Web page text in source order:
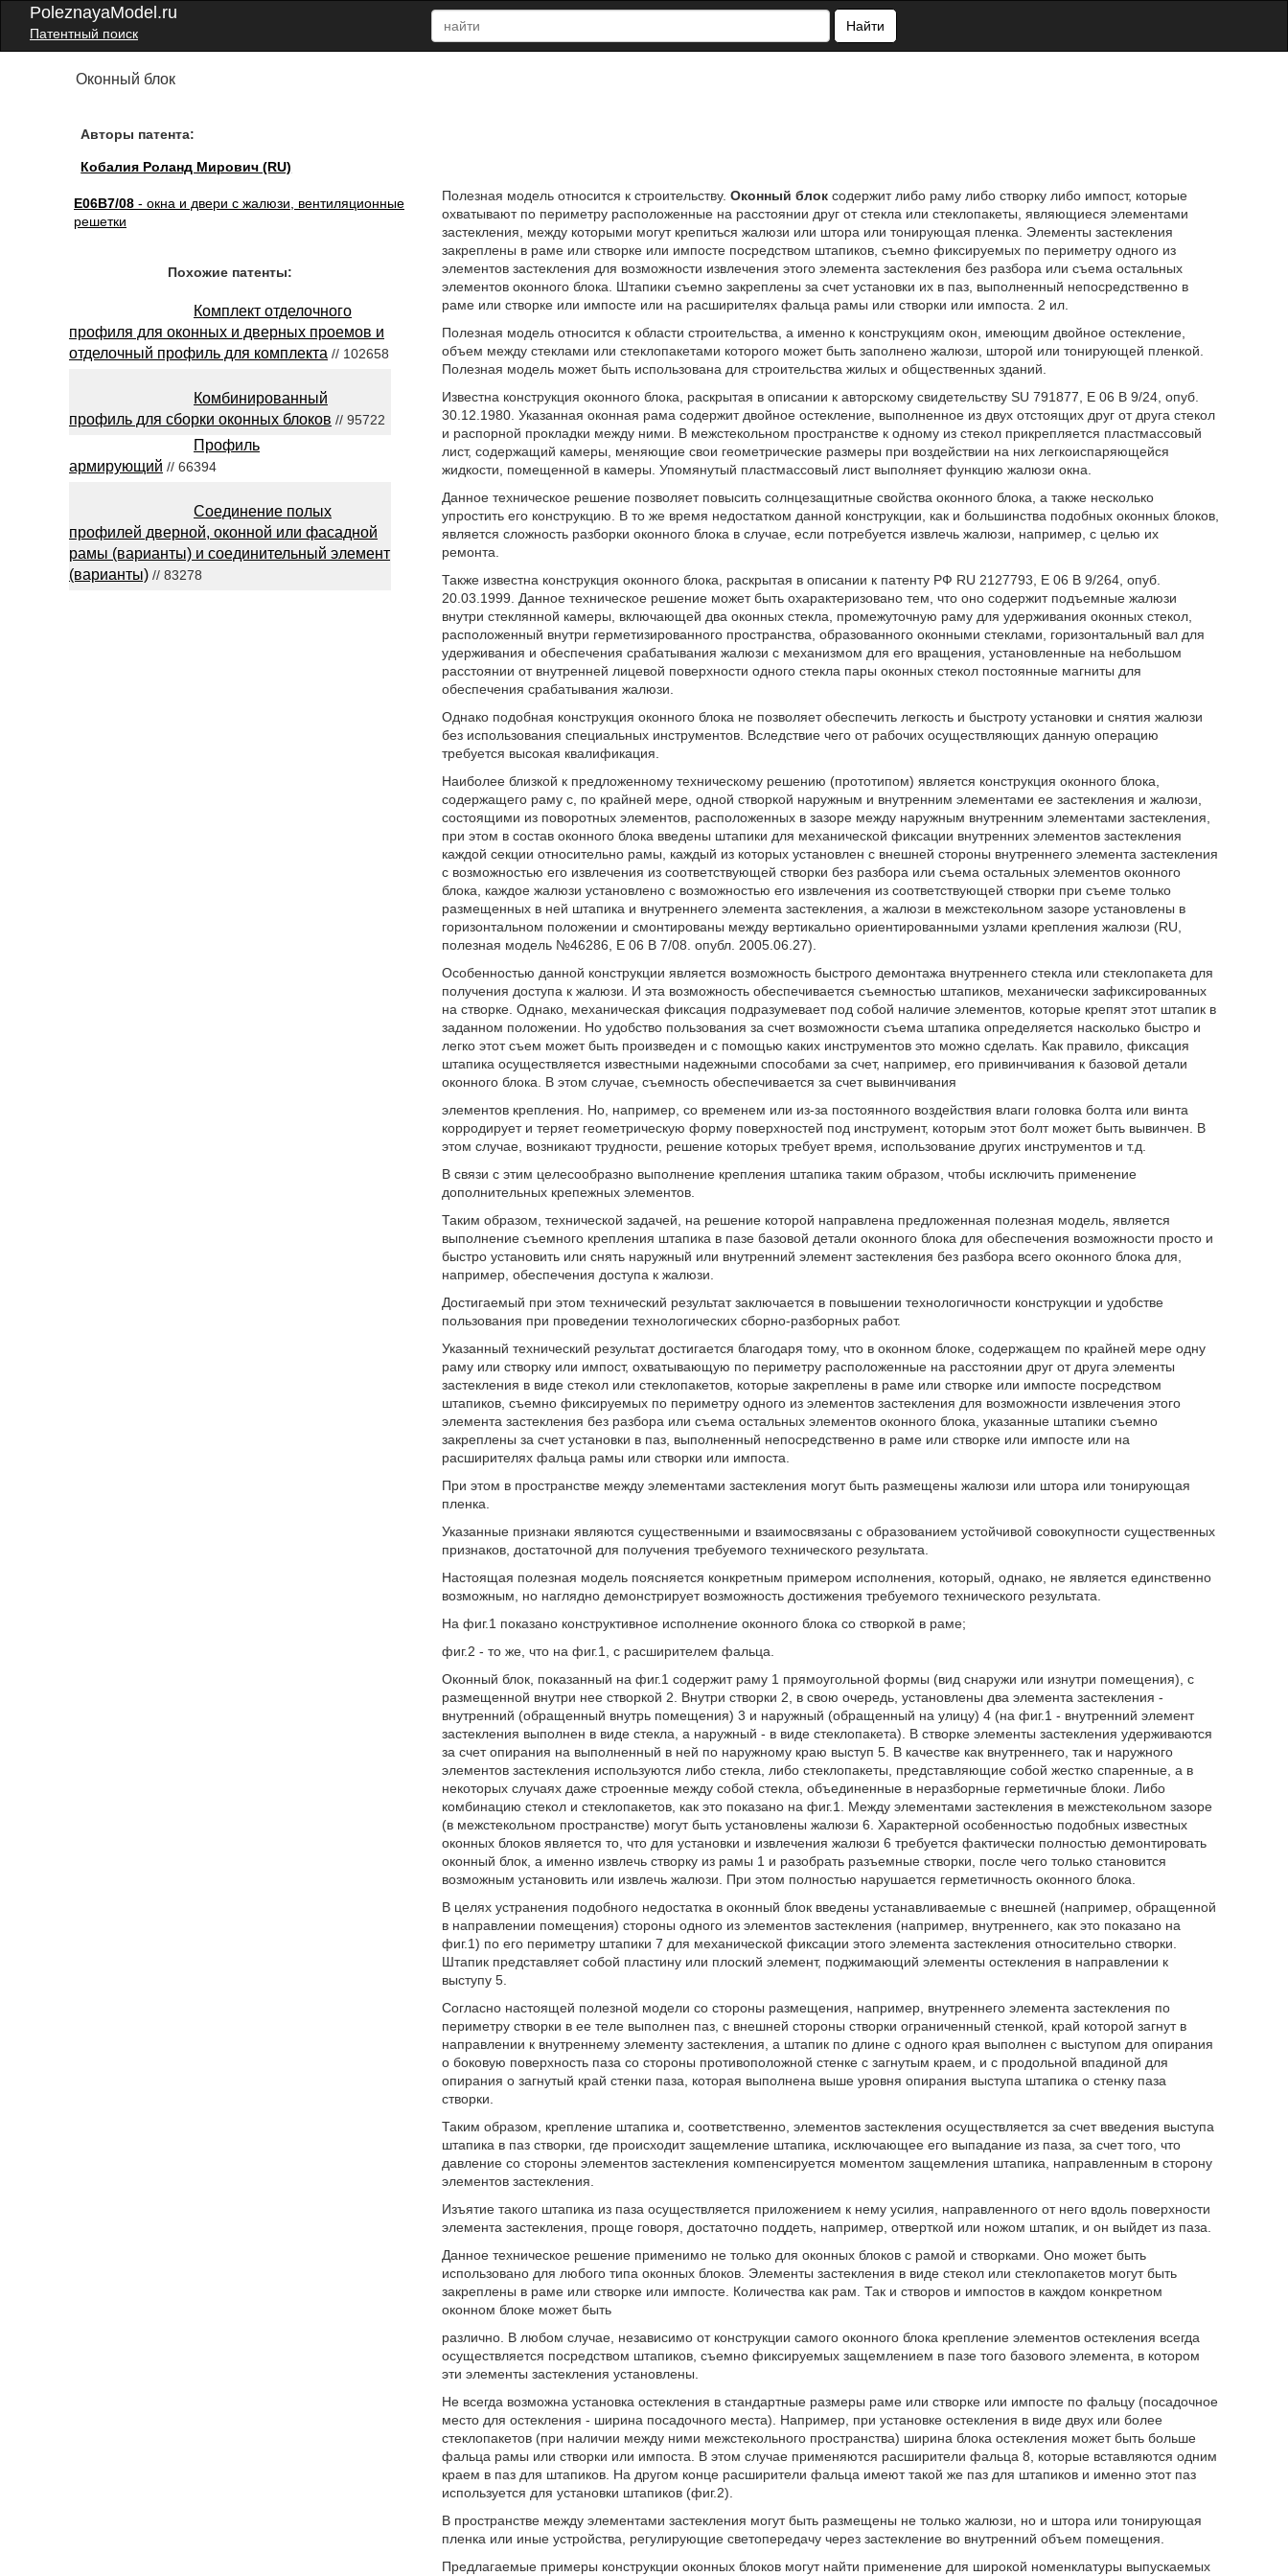
PoleznayaModel.ru
Патентный поиск
Найти
Оконный блок
Авторы патента:
Кобалия Роланд Мирович (RU)
E06B7/08 - окна и двери с жалюзи, вентиляционные
решетки
Полезная модель относится к строительству. Оконный блоксодержит либо раму либо створку либо импост, которые
охватывают по периметру расположенные на расстоянии друг от стекла или стеклопакеты, являющиеся элементами
застекления, между которыми могут крепиться жалюзи или штора или тонирующая пленка. Элементы застекления
закреплены в раме или створке или импосте посредством штапиков, съемно фиксируемых по периметру одного из
элементов застекления для возможности извлечения этого элемента застекления без разбора или съема остальных
элементов оконного блока. Штапики съемно закреплены за счет установки их в паз, выполненный непосредственно в
раме или створке или импосте или на расширителях фальца рамы или створки или импоста. 2 ил.
Полезная модель относится к области строительства, а именно к конструкциям окон, имеющим двойное остекление,
объем между стеклами или стеклопакетами которого может быть заполнено жалюзи, шторой или тонирующей пленкой.
Полезная модель может быть использована для строительства жилых и общественных зданий.
Известна конструкция оконного блока, раскрытая в описании к авторскому свидетельству SU 791877, Е 06 В 9/24, опуб.
30.12.1980. Указанная оконная рама содержит двойное остекление, выполненное из двух отстоящих друг от друга стекол
и распорной прокладки между ними. В межстекольном пространстве к одному из стекол прикрепляется пластмассовый
лист, содержащий камеры, меняющие свои геометрические размеры при воздействии на них легкоиспаряющейся
жидкости, помещенной в камеры. Упомянутый пластмассовый лист выполняет функцию жалюзи окна.
Данное техническое решение позволяет повысить солнцезащитные свойства оконного блока, а также несколько
упростить его конструкцию. В то же время недостатком данной конструкции, как и большинства подобных оконных блоков,
является сложность разборки оконного блока в случае, если потребуется извлечь жалюзи, например, с целью их
ремонта.
Также известна конструкция оконного блока, раскрытая в описании к патенту РФ RU 2127793, Е 06 В 9/264, опуб.
20.03.1999. Данное техническое решение может быть охарактеризовано тем, что оно содержит подъемные жалюзи
внутри стеклянной камеры, включающей два оконных стекла, промежуточную раму для удерживания оконных стекол,
расположенный внутри герметизированного пространства, образованного оконными стеклами, горизонтальный вал для
удерживания и обеспечения срабатывания жалюзи с механизмом для его вращения, установленные на небольшом
расстоянии от внутренней лицевой поверхности одного стекла пары оконных стекол постоянные магниты для
обеспечения срабатывания жалюзи.
Однако подобная конструкция оконного блока не позволяет обеспечить легкость и быстроту установки и снятия жалюзи
без использования специальных инструментов. Вследствие чего от рабочих осуществляющих данную операцию
требуется высокая квалификация.
Наиболее близкой к предложенному техническому решению (прототипом) является конструкция оконного блока,
содержащего раму с, по крайней мере, одной створкой наружным и внутренним элементами ее застекления и жалюзи,
состоящими из поворотных элементов, расположенных в зазоре между наружным внутренним элементами застекления,
при этом в состав оконного блока введены штапики для механической фиксации внутренних элементов застекления
каждой секции относительно рамы, каждый из которых установлен с внешней стороны внутреннего элемента застекления
с возможностью его извлечения из соответствующей створки без разбора или съема остальных элементов оконного
блока, каждое жалюзи установлено с возможностью его извлечения из соответствующей створки при съеме только
размещенных в ней штапика и внутреннего элемента застекления, а жалюзи в межстекольном зазоре установлены в
горизонтальном положении и смонтированы между вертикально ориентированными узлами крепления жалюзи (RU,
полезная модель №46286, Е 06 В 7/08. опубл. 2005.06.27).
Особенностью данной конструкции является возможность быстрого демонтажа внутреннего стекла или стеклопакета для
получения доступа к жалюзи. И эта возможность обеспечивается съемностью штапиков, механически зафиксированных
на створке. Однако, механическая фиксация подразумевает под собой наличие элементов, которые крепят этот штапик в
заданном положении. Но удобство пользования за счет возможности съема штапика определяется насколько быстро и
легко этот съем может быть произведен и с помощью каких инструментов это можно сделать. Как правило, фиксация
штапика осуществляется известными надежными способами за счет, например, его привинчивания к базовой детали
оконного блока. В этом случае, съемность обеспечивается за счет вывинчивания
элементов крепления. Но, например, со временем или из-за постоянного воздействия влаги головка болта или винта
корродирует и теряет геометрическую форму поверхностей под инструмент, которым этот болт может быть вывинчен. В
этом случае, возникают трудности, решение которых требует время, использование других инструментов и т.д.
В связи с этим целесообразно выполнение крепления штапика таким образом, чтобы исключить применение
дополнительных крепежных элементов.
Таким образом, технической задачей, на решение которой направлена предложенная полезная модель, является
выполнение съемного крепления штапика в пазе базовой детали оконного блока для обеспечения возможности просто и
быстро установить или снять наружный или внутренний элемент застекления без разбора всего оконного блока для,
например, обеспечения доступа к жалюзи.
Достигаемый при этом технический результат заключается в повышении технологичности конструкции и удобстве
пользования при проведении технологических сборно-разборных работ.
Указанный технический результат достигается благодаря тому, что в оконном блоке, содержащем по крайней мере одну
раму или створку или импост, охватывающую по периметру расположенные на расстоянии друг от друга элементы
застекления в виде стекол или стеклопакетов, которые закреплены в раме или створке или импосте посредством
штапиков, съемно фиксируемых по периметру одного из элементов застекления для возможности извлечения этого
элемента застекления без разбора или съема остальных элементов оконного блока, указанные штапики съемно
закреплены за счет установки в паз, выполненный непосредственно в раме или створке или импосте или на
расширителях фальца рамы или створки или импоста.
При этом в пространстве между элементами застекления могут быть размещены жалюзи или штора или тонирующая
пленка.
Указанные признаки являются существенными и взаимосвязаны с образованием устойчивой совокупности существенных
признаков, достаточной для получения требуемого технического результата.
Настоящая полезная модель поясняется конкретным примером исполнения, который, однако, не является единственно
возможным, но наглядно демонстрирует возможность достижения требуемого технического результата.
На фиг.1 показано конструктивное исполнение оконного блока со створкой в раме;
фиг.2 - то же, что на фиг.1, с расширителем фальца.
Оконный блок, показанный на фиг.1 содержит раму 1 прямоугольной формы (вид снаружи или изнутри помещения), с
размещенной внутри нее створкой 2. Внутри створки 2, в свою очередь, установлены два элемента застекления -
внутренний (обращенный внутрь помещения) 3 и наружный (обращенный на улицу) 4 (на фиг.1 - внутренний элемент
застекления выполнен в виде стекла, а наружный - в виде стеклопакета). В створке элементы застекления удерживаются
за счет опирания на выполненный в ней по наружному краю выступ 5. В качестве как внутреннего, так и наружного
элементов застекления используются либо стекла, либо стеклопакеты, представляющие собой жестко спаренные, а в
некоторых случаях даже строенные между собой стекла, объединенные в неразборные герметичные блоки. Либо
комбинацию стекол и стеклопакетов, как это показано на фиг.1. Между элементами застекления в межстекольном зазоре
(в межстекольном пространстве) могут быть установлены жалюзи 6. Характерной особенностью подобных известных
оконных блоков является то, что для установки и извлечения жалюзи 6 требуется фактически полностью демонтировать
оконный блок, а именно извлечь створку из рамы 1 и разобрать разъемные створки, после чего только становится
возможным установить или извлечь жалюзи. При этом полностью нарушается герметичность оконного блока.
В целях устранения подобного недостатка в оконный блок введены устанавливаемые с внешней (например, обращенной
в направлении помещения) стороны одного из элементов застекления (например, внутреннего, как это показано на
фиг.1) по его периметру штапики 7 для механической фиксации этого элемента застекления относительно створки.
Штапик представляет собой пластину или плоский элемент, поджимающий элементы остекления в направлении к
выступу 5.
Согласно настоящей полезной модели со стороны размещения, например, внутреннего элемента застекления по
периметру створки в ее теле выполнен паз, с внешней стороны створки ограниченный стенкой, край которой загнут в
направлении к внутреннему элементу застекления, а штапик по длине с одного края выполнен с выступом для опирания
о боковую поверхность паза со стороны противоположной стенке с загнутым краем, и с продольной впадиной для
опирания о загнутый край стенки паза, которая выполнена выше уровня опирания выступа штапика о стенку паза
створки.
Таким образом, крепление штапика и, соответственно, элементов застекления осуществляется за счет введения выступа
штапика в паз створки, где происходит защемление штапика, исключающее его выпадание из паза, за счет того, что
давление со стороны элементов застекления компенсируется моментом защемления штапика, направленным в сторону
элементов застекления.
Изъятие такого штапика из паза осуществляется приложением к нему усилия, направленного от него вдоль поверхности
элемента застекления, проще говоря, достаточно поддеть, например, отверткой или ножом штапик, и он выйдет из паза.
Данное техническое решение применимо не только для оконных блоков с рамой и створками. Оно может быть
использовано для любого типа оконных блоков. Элементы застекления в виде стекол или стеклопакетов могут быть
закреплены в раме или створке или импосте. Количества как рам. Так и створов и импостов в каждом конкретном
оконном блоке может быть
различно. В любом случае, независимо от конструкции самого оконного блока крепление элементов остекления всегда
осуществляется посредством штапиков, съемно фиксируемых защемлением в пазе того базового элемента, в котором
эти элементы застекления установлены.
Не всегда возможна установка остекления в стандартные размеры раме или створке или импосте по фальцу (посадочное
место для остекления - ширина посадочного места). Например, при установке остекления в виде двух или более
стеклопакетов (при наличии между ними межстекольного пространства) ширина блока остекления может быть больше
фальца рамы или створки или импоста. В этом случае применяются расширители фальца 8, которые вставляются одним
краем в паз для штапиков. На другом конце расширители фальца имеют такой же паз для штапиков и именно этот паз
используется для установки штапиков (фиг.2).
В пространстве между элементами застекления могут быть размещены не только жалюзи, но и штора или тонирующая
пленка или иные устройства, регулирующие светопередачу через застекление во внутренний объем помещения.
Предлагаемые примеры конструкции оконных блоков могут найти применение для широкой номенклатуры выпускаемых
Похожие патенты:
Комплект отделочного
профиля для оконных и дверных проемов и
отделочный профиль для комплекта // 102658
Комбинированный
профиль для сборки оконных блоков // 95722
Профиль
армирующий // 66394
Соединение полых
профилей дверной, оконной или фасадной
рамы (варианты) и соединительный элемент
(варианты) // 83278